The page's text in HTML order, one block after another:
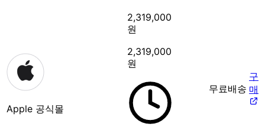
Apple 공식몰
2,319,000
원
2,319,000
원
무료배송
구
매